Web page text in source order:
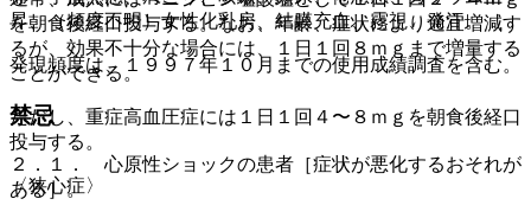
昇、（頻度不明）女性化乳房、結膜充血、霧視、発汗。
発現頻度は、１９９７年１０月までの使用成績調査を含む。
禁忌
２．１． 心原性ショックの患者［症状が悪化するおそれが
ある］。
を朝食後経口投与する。なお、年齢、症状により適宜増減す
るが、効果不十分な場合には、１日１回８ｍｇまで増量する
ことができる。
ただし、重症高血圧症には１日１回４〜８ｍｇを朝食後経口
投与する。
〈狭心症〉